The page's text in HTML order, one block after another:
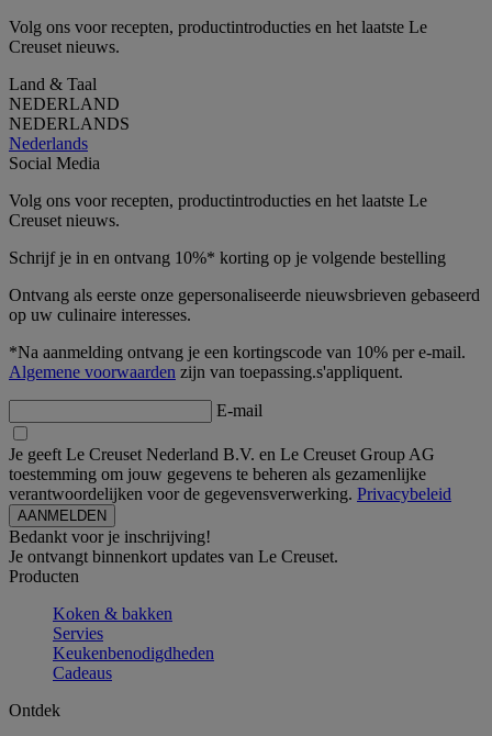
Volg ons voor recepten, productintroducties en het laatste Le
Creuset nieuws.
Land & Taal
NEDERLAND
NEDERLANDS
Nederlands
Social Media
Volg ons voor recepten, productintroducties en het laatste Le
Creuset nieuws.
Schrijf je in en ontvang 10%* korting op je volgende bestelling
Ontvang als eerste onze gepersonaliseerde nieuwsbrieven gebaseerd
op uw culinaire interesses.
*Na aanmelding ontvang je een kortingscode van 10% per e-mail.
Algemene voorwaarden zijn van toepassing.s'appliquent.
E-mail
Je geeft Le Creuset Nederland B.V. en Le Creuset Group AG
toestemming om jouw gegevens te beheren als gezamenlijke
verantwoordelijken voor de gegevensverwerking. Privacybeleid
Bedankt voor je inschrijving!
Je ontvangt binnenkort updates van Le Creuset.
Producten
Koken & bakken
Servies
Keukenbenodigdheden
Cadeaus
Ontdek